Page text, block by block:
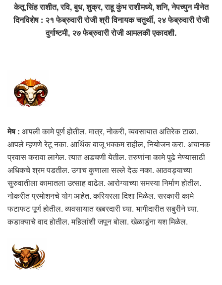
केतू सिंह राशीत, रवि, बुध, शुक्र, राहू कुंभ राशीमध्ये, शनि, नेपच्युन मीनेत
दिनविशेष : २१ फेब्रुवारी रोजी श्री विनायक चतुर्थी, २४ फेब्रुवारी रोजी
दुर्गाष्टमी, २७ फेब्रुवारी रोजी आमलकी एकादशी.
मेष : आपली कामे पूर्ण होतील. मात्र, नोकरी, व्यवसायात अतिरेक टाळा.
आपले म्हणणे रेटू नका. आर्थिक बाजू भक्कम राहील, नियोजन करा. अचानक
प्रवास करावा लागेल. त्यात अडचणी येतील. तरुणांना कामे पुढे नेण्यासाठी
अधिकचे श्रम पडतील. उगाच कुणाला सल्ले देऊ नका. आठवड्याच्या
सुरुवातीला कामातला उत्साह वाढेल. आरोग्याच्या समस्या निर्माण होतील.
नोकरीत प्रमोशनचे योग आहेत. करियरला दिशा मिळेल. सरकारी कामे
फटाफट पूर्ण होतील. व्यवसायात खबरदारी घ्या. भागीदारीत सबुरीने घ्या.
कडाक्याचे वाद होतील. महिलांशी जपून बोला. खेळाडूंना यश मिळेल.